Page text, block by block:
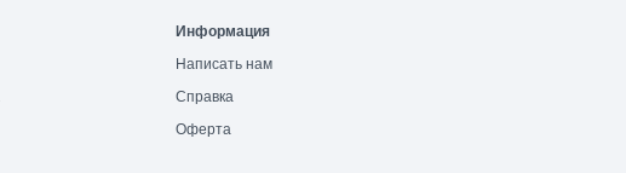
Информация
Написать нам
Справка
Оферта